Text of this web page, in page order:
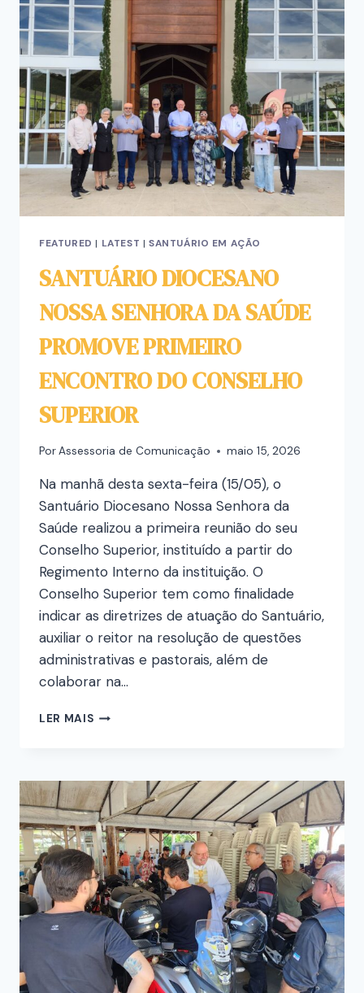
FEATURED | LATEST | SANTUÁRIO EM AÇÃO
SANTUÁRIO DIOCESANO
NOSSA SENHORA DA SAÚDE
PROMOVE PRIMEIRO
ENCONTRO DO CONSELHO
SUPERIOR
PorAssessoria de Comunicação maio 15, 2026
Na manhã desta sexta-feira (15/05), o
Santuário Diocesano Nossa Senhora da
Saúde realizou a primeira reunião do seu
Conselho Superior, instituído a partir do
Regimento Interno da instituição. O
Conselho Superior tem como finalidade
indicar as diretrizes de atuação do Santuário,
auxiliar o reitor na resolução de questões
administrativas e pastorais, além de
colaborar na…
LER MAIS